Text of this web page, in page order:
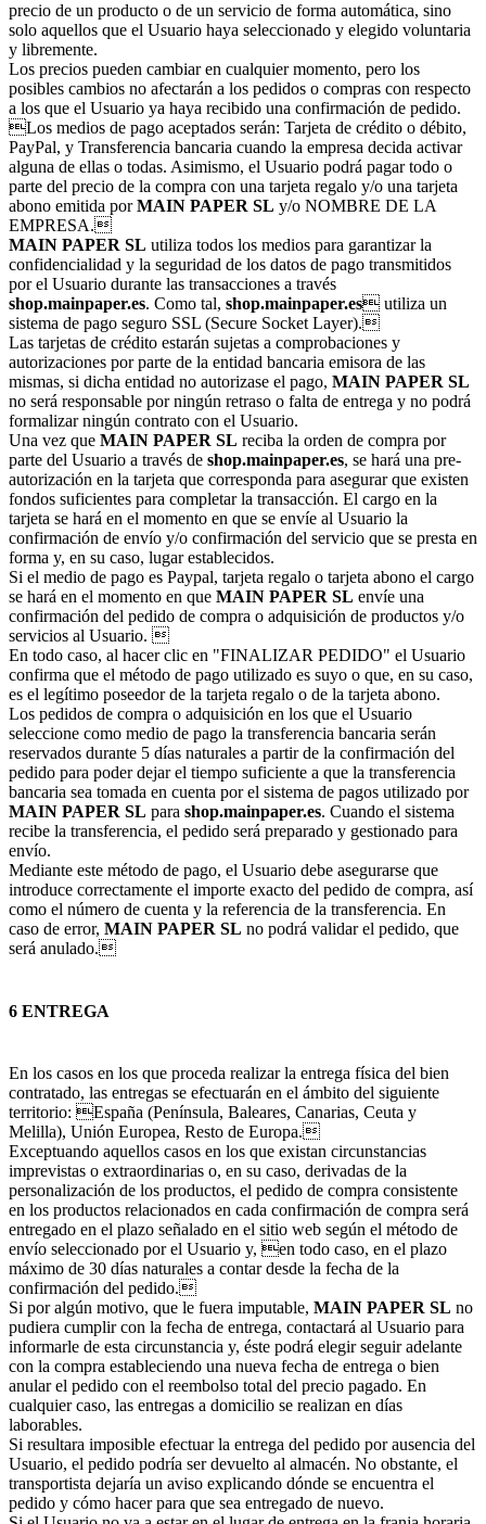
precio de un producto o de un servicio de forma automática, sino
solo aquellos que el Usuario haya seleccionado y elegido voluntaria
y libremente.
Los precios pueden cambiar en cualquier momento, pero los
posibles cambios no afectarán a los pedidos o compras con respecto
a los que el Usuario ya haya recibido una confirmación de pedido.
Los medios de pago aceptados serán: Tarjeta de crédito o débito,
PayPal, y Transferencia bancaria cuando la empresa decida activar
alguna de ellas o todas. Asimismo, el Usuario podrá pagar todo o
parte del precio de la compra con una tarjeta regalo y/o una tarjeta
abono emitida porMAIN PAPER SL y/o NOMBRE DE LA
EMPRESA.
MAIN PAPER SL utiliza todos los medios para garantizar la
confidencialidad y la seguridad de los datos de pago transmitidos
por el Usuario durante las transacciones a través
shop.mainpaper.es. Como tal, shop.mainpaper.es utiliza un
sistema de pago seguro SSL (Secure Socket Layer).
Las tarjetas de crédito estarán sujetas a comprobaciones y
autorizaciones por parte de la entidad bancaria emisora de las
mismas, si dicha entidad no autorizase el pago, MAIN PAPER SL
no será responsable por ningún retraso o falta de entrega y no podrá
formalizar ningún contrato con el Usuario.
Una vez que MAIN PAPER SL reciba la orden de compra por
parte del Usuario a través de shop.mainpaper.es, se hará una pre-
autorización en la tarjeta que corresponda para asegurar que existen
fondos suficientes para completar la transacción. El cargo en la
tarjeta se hará en el momento en que se envíe al Usuario la
confirmación de envío y/o confirmación del servicio que se presta en
forma y, en su caso, lugar establecidos.
Si el medio de pago es Paypal, tarjeta regalo o tarjeta abono el cargo
se hará en el momento en que MAIN PAPER SL envíe una
confirmación del pedido de compra o adquisición de productos y/o
servicios al Usuario. 
En todo caso, al hacer clic en "FINALIZAR PEDIDO" el Usuario
confirma que el método de pago utilizado es suyo o que, en su caso,
es el legítimo poseedor de la tarjeta regalo o de la tarjeta abono.
Los pedidos de compra o adquisición en los que el Usuario
seleccione como medio de pago la transferencia bancaria serán
reservados durante 5 días naturales a partir de la confirmación del
pedido para poder dejar el tiempo suficiente a que la transferencia
bancaria sea tomada en cuenta por el sistema de pagos utilizado por
MAIN PAPER SL para shop.mainpaper.es. Cuando el sistema
recibe la transferencia, el pedido será preparado y gestionado para
envío.
Mediante este método de pago, el Usuario debe asegurarse que
introduce correctamente el importe exacto del pedido de compra, así
como el número de cuenta y la referencia de la transferencia. En
caso de error, MAIN PAPER SL no podrá validar el pedido, que
será anulado.
6 ENTREGA
En los casos en los que proceda realizar la entrega física del bien
contratado, las entregas se efectuarán en el ámbito del siguiente
territorio: España (Península, Baleares, Canarias, Ceuta y
Melilla), Unión Europea, Resto de Europa.
Exceptuando aquellos casos en los que existan circunstancias
imprevistas o extraordinarias o, en su caso, derivadas de la
personalización de los productos, el pedido de compra consistente
en los productos relacionados en cada confirmación de compra será
entregado en el plazo señalado en el sitio web según el método de
envío seleccionado por el Usuario y, en todo caso, en el plazo
máximo de 30 días naturales a contar desde la fecha de la
confirmación del pedido.
Si por algún motivo, que le fuera imputable, MAIN PAPER SL no
pudiera cumplir con la fecha de entrega, contactará al Usuario para
informarle de esta circunstancia y, éste podrá elegir seguir adelante
con la compra estableciendo una nueva fecha de entrega o bien
anular el pedido con el reembolso total del precio pagado. En
cualquier caso, las entregas a domicilio se realizan en días
laborables.
Si resultara imposible efectuar la entrega del pedido por ausencia del
Usuario, el pedido podría ser devuelto al almacén. No obstante, el
transportista dejaría un aviso explicando dónde se encuentra el
pedido y cómo hacer para que sea entregado de nuevo.